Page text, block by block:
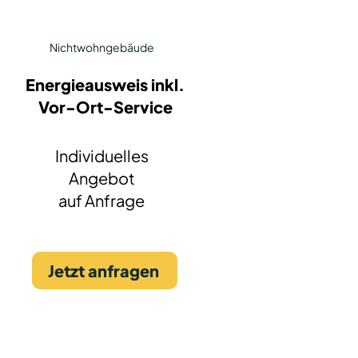
Nichtwohngebäude
Energieausweis inkl.
Vor-Ort-Service
Individuelles
Angebot
auf Anfrage
Jetzt anfragen